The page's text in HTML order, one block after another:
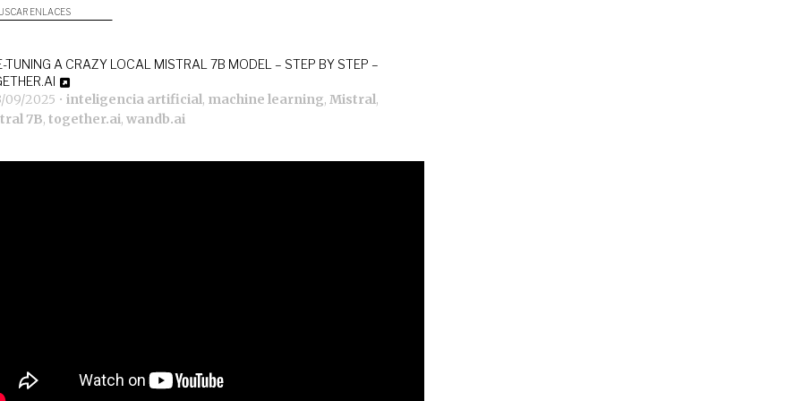
ENLACES
TUNING A CRAZY LOCAL MISTRAL 7B MODEL – STEP BY STEP –
09/2025 • inteligencia artificial, machine learning, Mistral,
7B, together.ai, wandb.ai